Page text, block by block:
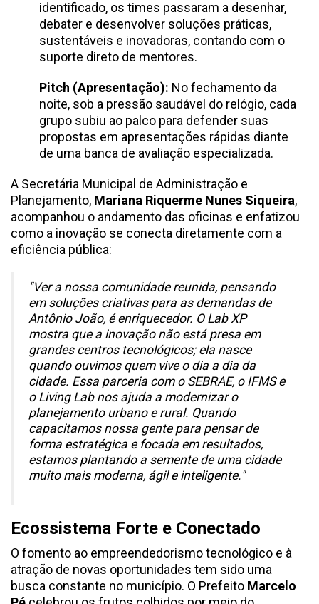
identificado, os times passaram a desenhar,
debater e desenvolver soluções práticas,
sustentáveis e inovadoras, contando com o
suporte direto de mentores.
Pitch (Apresentação): No fechamento da
noite, sob a pressão saudável do relógio, cada
grupo subiu ao palco para defender suas
propostas em apresentações rápidas diante
de uma banca de avaliação especializada.
A Secretária Municipal de Administração e
Planejamento, Mariana Riquerme Nunes Siqueira,
acompanhou o andamento das oficinas e enfatizou
como a inovação se conecta diretamente com a
eficiência pública:
"Ver a nossa comunidade reunida, pensando
em soluções criativas para as demandas de
Antônio João, é enriquecedor. O Lab XP
mostra que a inovação não está presa em
grandes centros tecnológicos; ela nasce
quando ouvimos quem vive o dia a dia da
cidade. Essa parceria com o SEBRAE, o IFMS e
o Living Lab nos ajuda a modernizar o
planejamento urbano e rural. Quando
capacitamos nossa gente para pensar de
forma estratégica e focada em resultados,
estamos plantando a semente de uma cidade
muito mais moderna, ágil e inteligente."
Ecossistema Forte e Conectado
O fomento ao empreendedorismo tecnológico e à
atração de novas oportunidades tem sido uma
busca constante no município. O Prefeito Marcelo